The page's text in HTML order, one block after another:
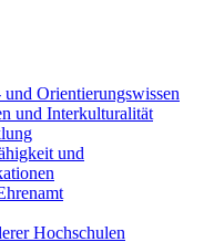
und Orientierungswissen
und Interkulturalität
und
Hochschulen